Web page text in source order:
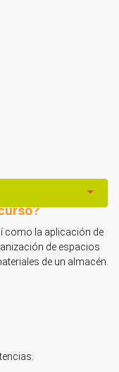
como la aplicación de
de espacios
de un almacén.